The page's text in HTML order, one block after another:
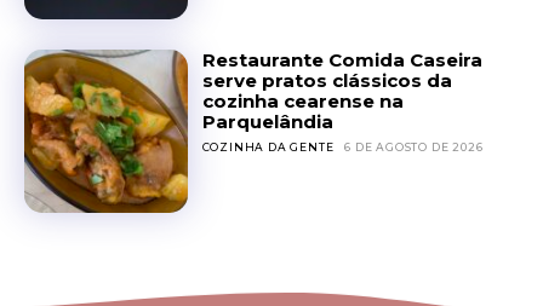
Restaurante Comida Caseira
serve pratos clássicos da
cozinha cearense na
Parquelândia
COZINHA DA GENTE 6 DE AGOSTO DE 2026